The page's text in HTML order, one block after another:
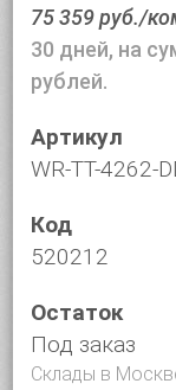
75 359 руб./
30 дней, на
рублей.
Артикул
WR-TT-4262-
Код
520212
Остаток
Под заказ
Склады в